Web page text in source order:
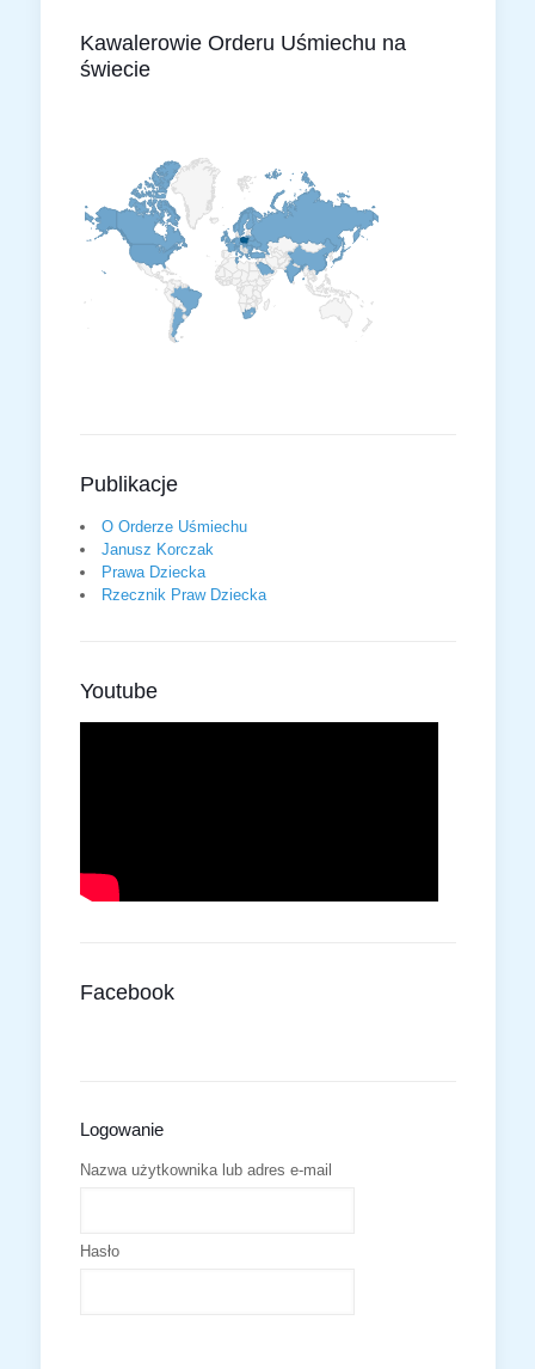
Kawalerowie Orderu Uśmiechu na
świecie
Publikacje
O Orderze Uśmiechu
Janusz Korczak
Prawa Dziecka
Rzecznik Praw Dziecka
Youtube
Facebook
Logowanie
Nazwa użytkownika lub adres e-mail
Hasło